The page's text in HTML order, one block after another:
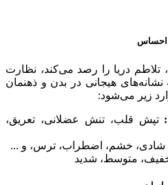
تلاطم دریا را رصد می‌کند، نظارت
هیجانی در بدن و ذهنمان
زیر می‌شود:
تپش قلب، تنش عضلانی، تعریق،
شادی، خشم، اضطراب، ترس، و ...
متوسط، شدید